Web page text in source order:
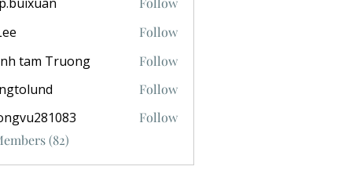
Follow
tam Truong Follow
Follow
Follow
(82)